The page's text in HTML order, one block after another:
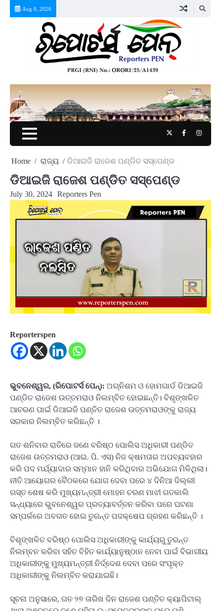
Aug 8, 2026
TwitterFacebook
Home ରାଜ୍ୟ ଡିଆଇଜି ରାଜେଶ ପଣ୍ଡିତ ସସ୍‌ପେଣ୍ଡ
ଡିଆଇଜି ରାଜେଶ ପଣ୍ଡିତ ସସ୍‌ପେଣ୍ଡ
July 30, 2024 Reporters Pen
Reporterspen
ଭୁବନେଶ୍ୱର, (ରିପୋଟର୍ସ ପେନ୍‌): ଅଗ୍ନିଶମ ଓ ହୋମଗାର୍ଡ ଡିଆଇଜି
ପଣ୍ଡିତ ରାଜେଶ ଉତ୍ତମରାଓ ନିଲମ୍ବିତ ହୋଇଛନ୍ତି। ବିଶୃଙ୍ଖଳିତ
ଆଚରଣ ପାଇଁ ଡିଆଇଜି ପଣ୍ତିତ ରାଜେଶ ଉତ୍ତମରାଓଙ୍କୁ ରାଜ୍ୟ
ସରକାର ନିଲମ୍ବିତ କରିଛନ୍ତି ।
ଗତ ଶନିବାର ରାତିରେ ଜଣେ ବରିଷ୍ଠ ପୋଲିସ ଅଧିକାରୀ ପଣ୍ଡିତ
ରାଜେଶ ଉତ୍ତମରାଓ (ଆଇ. ପି. ଏସ) ନିଜ କ୍ଷମତାର ଅପବ୍ୟବହାର
କରି ପଦ ମର୍ଯ୍ୟାଦାର ସମ୍ମାନ ହାନି କରିଥିବାର ଅଭିଯୋଗ ମିଳିଥିଲା।
ନୀତି ଆୟୋଗର ବୈଠକରେ ଯୋଗ ଦେବା ପରେ ୪ ଦିନିଆ ଦିଲ୍ଲୀ
ଗସ୍ତ ଶେଷ କରି ମୁଖ୍ୟମନ୍ତ୍ରୀ ମୋହନ ଚରଣ ମାଝୀ ଗତକାଲି
ସନ୍ଧ୍ୟାରେ ଭୁବନେଶ୍ୱର ପ୍ରତ୍ୟାବର୍ତ୍ତନ କରିବା ପରେ ଘଟଣା
ସମ୍ପର୍କରେ ଅବଗତ ହୋଇ ତୁରନ୍ତ ପଦକ୍ଷେପ ଗ୍ରହଣ କରିଛନ୍ତି ।
ବିଶୃଙ୍ଖଳିତ ବରିଷ୍ଠ ପୋଲିସ ଅଧିକାରୀଙ୍କୁ କାର୍ଯ୍ୟରୁ ତୁରନ୍ତ
ନିଲମ୍ବନ କରିବା ସହିତ ବିହିତ କାର୍ଯ୍ୟାନୁଷ୍ଠାନ ନେବା ପାଇଁ ବିଭାଗୀୟ
ଅଧିକାରୀଙ୍କୁ ମୁଖ୍ୟମନ୍ତ୍ରୀ ନିର୍ଦ୍ଦେଶ ଦେବା ପରେ ସଂପୃକ୍ତ
ଅଧିକାରୀଙ୍କୁ ନିଲମ୍ବିତ କରାଯାଇଛି।
ସୂଚନା ଅନୁସାରେ, ଗତ ୨୭ ତାରିଖ ଦିନ ରାଜେଶ ପଣ୍ତିତ କ୍ୟାପିଟାଲ୍